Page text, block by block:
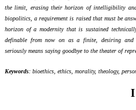
the limit, erasing their horizon of intelligibility
biopolitics, a requirement is raised that must be
horizon of a modernity that is sustained
definable from now on as a finite, desiring and
seriously means saying goodbye to the theater of
Keywords: bioethics, ethics, morality, theology,
I